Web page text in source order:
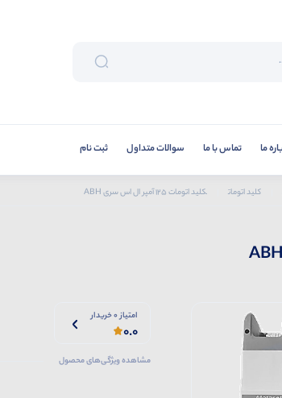
ما تماس با ما سوالات متداول ثبت نام
کلید اتومات کلید اتومات 125 آمپر ال اس سری ABH
امتیاز 0 خریدار
0.0
مشاهده ویژگی‌های محصول